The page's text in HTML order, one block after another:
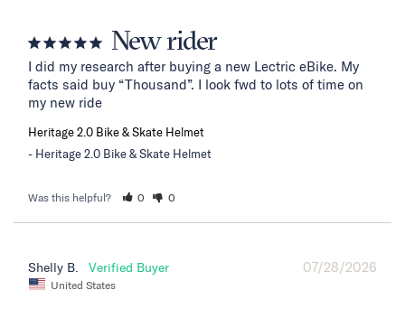
New rider
I did my research after buying a new Lectric eBike. My
facts said buy “Thousand”. I look fwd to lots of time on
my new ride
Heritage 2.0 Bike & Skate Helmet
Heritage 2.0 Bike & Skate Helmet
Was this helpful? 0 0
07/28/2026
Shelly B.
United States